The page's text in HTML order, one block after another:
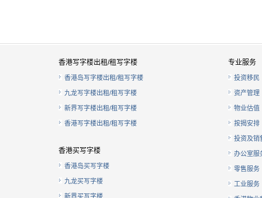
香港写字楼出租/租写字楼
香港岛写字楼出租/租写字楼
九龙写字楼出租/租写字楼
新界写字楼出租/租写字楼
香港写字楼出租/租写字楼
香港买写字楼
香港岛买写字楼
九龙买写字楼
新界买写字楼
专业服务
投资移民
资产管理
物业估值
按揭安排
投资及销
办公室服
零售服务
工业服务